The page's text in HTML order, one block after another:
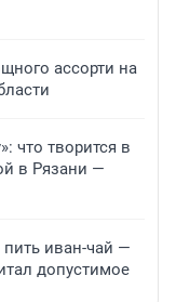
ассорти на
что творится в
в Рязани —
пить иван-чай —
допустимое